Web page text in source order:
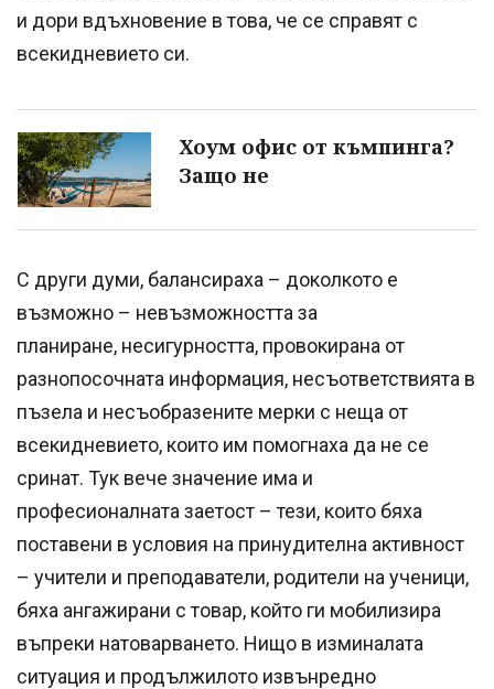
и дори вдъхновение в това, че се справят с
всекидневието си.
Хоум офис от къмпинга?
Защо не
С други думи, балансираха – доколкото е
възможно – невъзможността за
планиране, несигурността, провокирана от
разнопосочната информация, несъответствията в
пъзела и несъобразените мерки с неща от
всекидневието, които им помогнаха да не се
сринат. Тук вече значение има и
професионалната заетост – тези, които бяха
поставени в условия на принудителна активност
– учители и преподаватели, родители на ученици,
бяха ангажирани с товар, който ги мобилизира
въпреки натоварването. Нищо в изминалата
ситуация и продължилото извънредно